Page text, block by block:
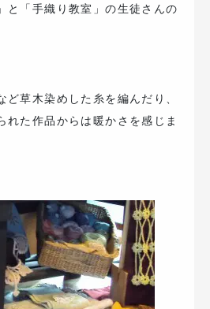
と「手織り教室」の生徒さんの
ど草木染めした糸を編んだり、
れた作品からは暖かさを感じま